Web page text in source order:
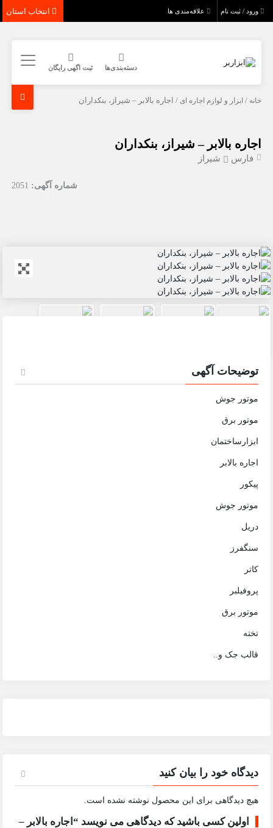
ورود / ثبت نام علاقه‌مندی ها
دسته‌بندی‌ها ثبت اگهی رایگان
خانه / ابزار و لوازم اجاره ای / اجاره بالابر – شیراز، بنکداران
اجاره بالابر – شیراز، بنکداران
فارس شیراز
شماره آگهی: 2051
توضیحات آگهی
موتور جوش
موتور برق
ابزارساختمان
اجاره بالابر
پیکور
موتور جوش
دریل
سنگفرز
کاتر
پروفیلبر
موتور برق
تخته
قالب جک و..
دیدگاه خود را بیان کنید
هیچ دیدگاهی برای این محصول نوشته نشده است.
اولین کسی باشید که دیدگاهی می نویسد “اجاره بالابر –